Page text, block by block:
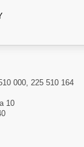
000, 225 510 164
10